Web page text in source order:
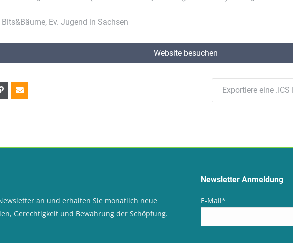
Ev. Jugend in Sachsen
Website besuchen
Exportiere eine .ICS
an und erhalten Sie monatlich neue
Gerechtigkeit und Bewahrung der Schöpfung.
Newsletter Anmeldung
E-Mail*